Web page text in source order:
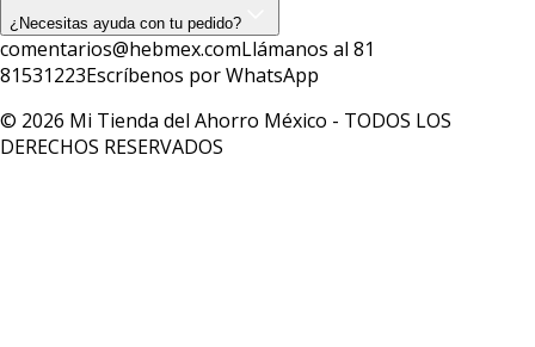
¿Necesitas ayuda con tu pedido?
comentarios@hebmex.comLlámanos al 81
81531223Escríbenos por WhatsApp
© 2026 Mi Tienda del Ahorro México - TODOS LOS
DERECHOS RESERVADOS